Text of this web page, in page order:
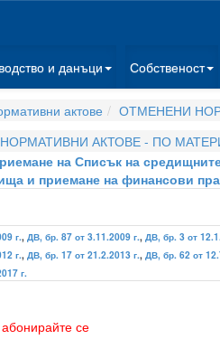
и данъци Собственост
актове ОТМЕНЕНИ
НОРМАТИВНИ АКТОВЕ - ПО
на Списък на
и приемане на финансови
г., ДВ, бр. 87 от 3.11.2009 г., ДВ, бр. 3 от
г., ДВ, бр. 17 от 21.2.2013 г., ДВ, бр. 62 от
г.
абонирайте се